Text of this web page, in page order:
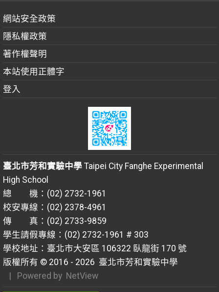
網站安全政策
隱私權政策
著作權聲明
本站使用正體字
登入
臺北市芳和實驗中學Taipei City Fanghe Experimental
High School
總 機：(02) 2732-1961
校安專線：(02) 2378-4961
傳 真：(02) 2733-9859
學生請假專線：(02) 2732-1961 # 303
學校地址：臺北市大安區 106322 臥龍街 170 號
版權所有 © 2016 - 2026 臺北市芳和實驗中學
| Powered by NetView